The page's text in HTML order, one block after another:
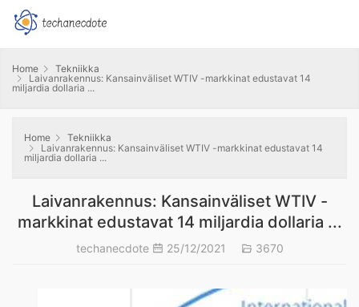
Home
Tekniikka
Laivanrakennus: Kansainväliset WTIV -markkinat edustavat 14
miljardia dollaria ...
Home
Tekniikka
Laivanrakennus: Kansainväliset WTIV -markkinat edustavat 14
miljardia dollaria ...
Laivanrakennus: Kansainväliset WTIV -
markkinat edustavat 14 miljardia dollaria ...
techanecdote 25/12/2021 3670